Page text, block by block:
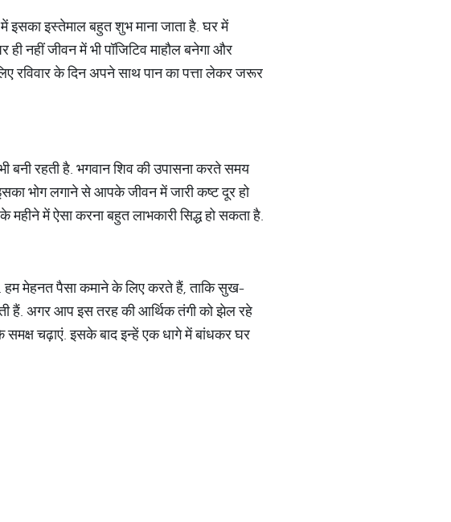
इसका इस्तेमाल बहुत शुभ माना जाता है. घर में
नहीं जीवन में भी पॉजिटिव माहौल बनेगा और
रविवार के दिन अपने साथ पान का पत्ता लेकर जरूर
बनी रहती है. भगवान शिव की उपासना करते समय
भोग लगाने से आपके जीवन में जारी कष्ट दूर हो
में ऐसा करना बहुत लाभकारी सिद्ध हो सकता है.
हम मेहनत पैसा कमाने के लिए करते हैं, ताकि सुख-
हैं. अगर आप इस तरह की आर्थिक तंगी को झेल रहे
समक्ष चढ़ाएं. इसके बाद इन्हें एक धागे में बांधकर घर